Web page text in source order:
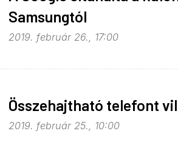
Samsungtól
2019. február 26., 17:00
Összehajtható telefont
2019. február 25., 10:00